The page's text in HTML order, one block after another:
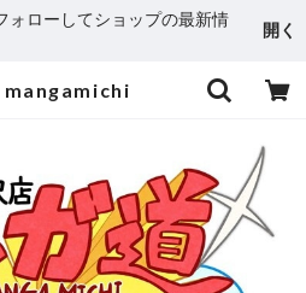
ォローしてショップの最新情
開く
mangamichi